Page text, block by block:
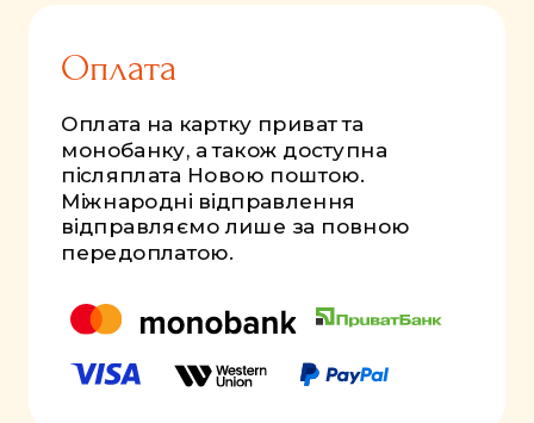
Оплата
Оплата на картку приват та
монобанку, а також доступна
післяплата Новою поштою.
Міжнародні відправлення
відправляємо лише за повною
передоплатою.